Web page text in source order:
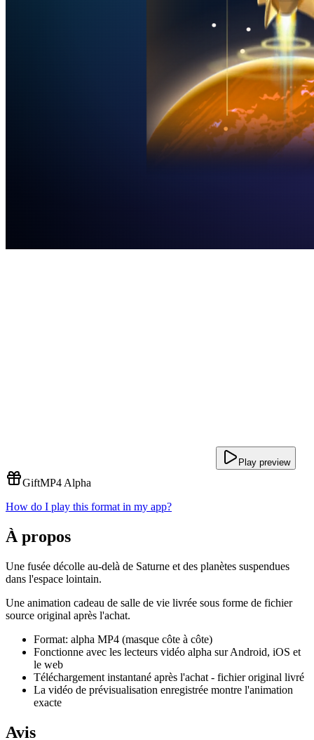
Play preview
GiftMP4 Alpha
How do I play this format in my app?
À propos
Une fusée décolle au-delà de Saturne et des planètes suspendues
dans l'espace lointain.
Une animation cadeau de salle de vie livrée sous forme de fichier
source original après l'achat.
Format: alpha MP4 (masque côte à côte)
Fonctionne avec les lecteurs vidéo alpha sur Android, iOS et
le web
Téléchargement instantané après l'achat - fichier original livré
La vidéo de prévisualisation enregistrée montre l'animation
exacte
Avis